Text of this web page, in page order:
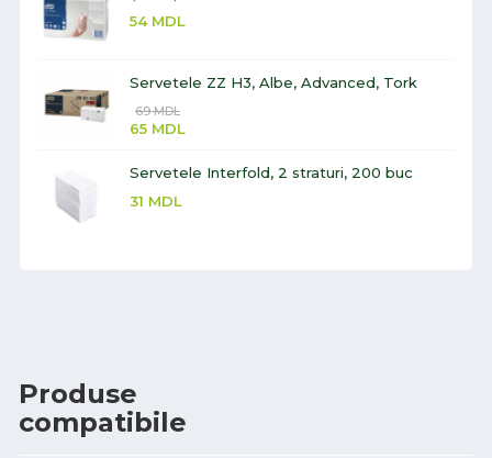
54 MDL
Servetele ZZ H3, Albe, Advanced, Tork
69MDL
65 MDL
Servetele Interfold, 2 straturi, 200 buc
31 MDL
Produse
compatibile